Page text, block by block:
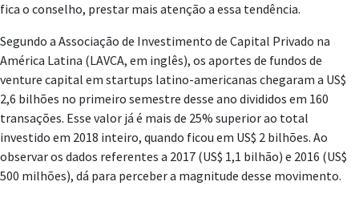
fica o conselho, prestar mais atenção a essa tendência.
Segundo a Associação de Investimento de Capital Privado na
América Latina (LAVCA, em inglês), os aportes de fundos de
venture capital em startups latino-americanas chegaram a US$
2,6 bilhões no primeiro semestre desse ano divididos em 160
transações. Esse valor já é mais de 25% superior ao total
investido em 2018 inteiro, quando ficou em US$ 2 bilhões. Ao
observar os dados referentes a 2017 (US$ 1,1 bilhão) e 2016 (US$
500 milhões), dá para perceber a magnitude desse movimento.